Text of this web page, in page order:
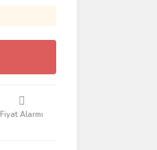
Fiyat Alarmı